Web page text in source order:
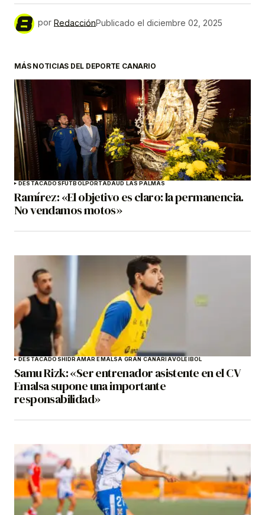
por RedacciónPublicado el diciembre 02, 2025
MÁS NOTICIAS DEL DEPORTE CANARIO
DESTACADOSFÚTBOLPORTADAUD LAS PALMAS
Ramírez: «El objetivo es claro: la permanencia.
No vendamos motos»
DESTACADOSHIDRAMAR EMALSA GRAN CANARIAVOLEIBOL
Samu Rizk: «Ser entrenador asistente en el CV
Emalsa supone una importante
responsabilidad»